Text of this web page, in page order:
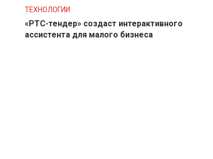
ТЕХНОЛОГИИ
«РТС-тендер» создаст интерактивного
ассистента для малого бизнеса